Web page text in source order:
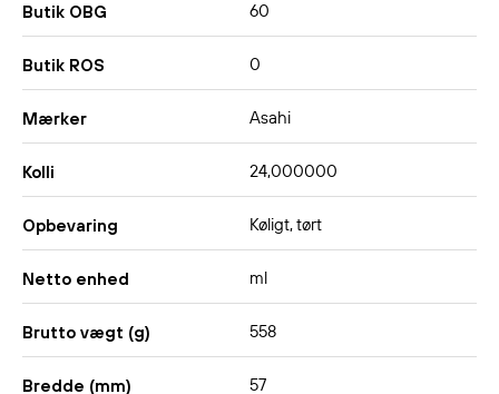
Butik OBG 60
Butik ROS 0
Mærker Asahi
Kolli 24,000000
Opbevaring Køligt, tørt
Netto enhed ml
Brutto vægt (g) 558
Bredde (mm) 57